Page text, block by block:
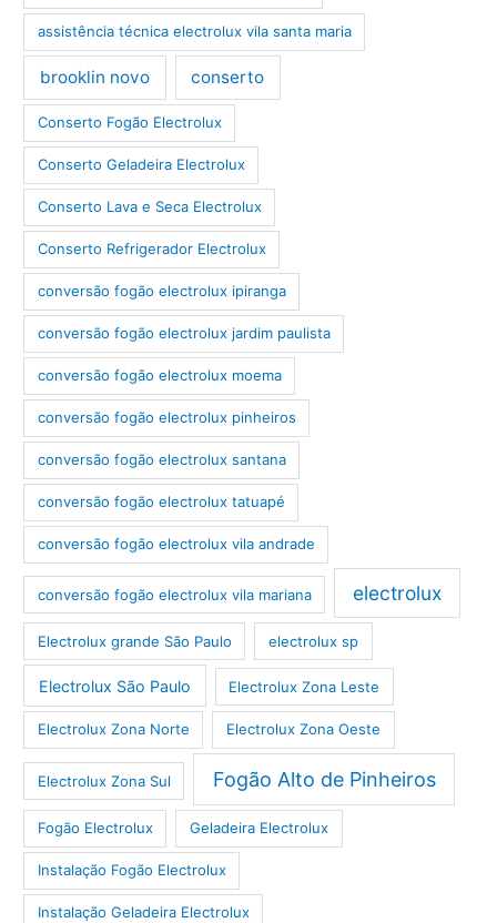
assistência técnica electrolux vila santa maria
brooklin novo conserto
Conserto Fogão Electrolux
Conserto Geladeira Electrolux
Conserto Lava e Seca Electrolux
Conserto Refrigerador Electrolux
conversão fogão electrolux ipiranga
conversão fogão electrolux jardim paulista
conversão fogão electrolux moema
conversão fogão electrolux pinheiros
conversão fogão electrolux santana
conversão fogão electrolux tatuapé
conversão fogão electrolux vila andrade
conversão fogão electrolux vila mariana electrolux
Electrolux grande São Paulo electrolux sp
Electrolux São Paulo Electrolux Zona Leste
Electrolux Zona Norte Electrolux Zona Oeste
Electrolux Zona Sul Fogão Alto de Pinheiros
Fogão Electrolux Geladeira Electrolux
Instalação Fogão Electrolux
Instalação Geladeira Electrolux